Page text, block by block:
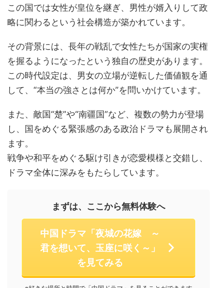
この国では女性が皇位を継ぎ、男性が婿入りして政
略に関わるという社会構造が築かれています。
その背景には、長年の戦乱で女性たちが国家の実権
を握るようになったという独自の歴史があります。
この時代設定は、男女の立場が逆転した価値観を通
して、“本当の強さとは何か”を問いかけています。
また、敵国“楚”や“南疆国”など、複数の勢力が登場
し、国をめぐる緊張感のある政治ドラマも展開され
ます。
戦争や和平をめぐる駆け引きが恋愛模様と交錯し、
ドラマ全体に深みをもたらしています。
まずは、ここから無料体験へ
中国ドラマ「夜城の花嫁 ～
君を想いて、玉座に咲く～」
を見てみる